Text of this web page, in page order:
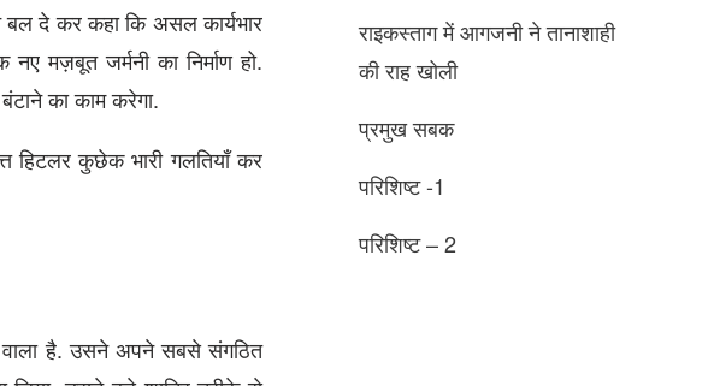
बल दे कर कहा कि असल कार्यभार
मज़बूत जर्मनी का निर्माण हो.
का काम करेगा.
हिटलर कुछेक भारी गलतियाँ कर
वाला है. उसने अपने सबसे संगठित
राइकस्‍ताग में आगजनी ने तानाशाही
की राह खोली
प्रमुख सबक
परिशिष्ट -1
परिशिष्ट – 2